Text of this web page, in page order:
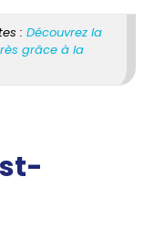
: Découvrez la
grâce à la